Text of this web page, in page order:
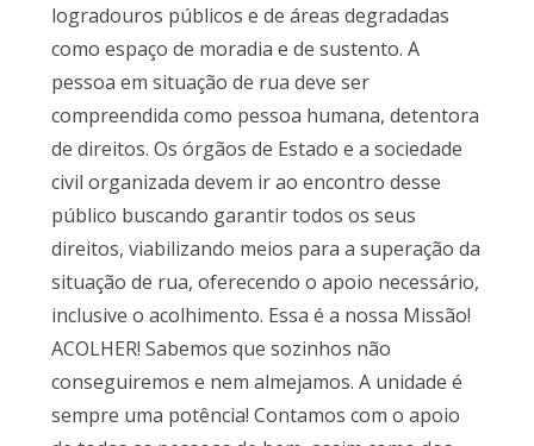
logradouros públicos e de áreas degradadas
como espaço de moradia e de sustento. A
pessoa em situação de rua deve ser
compreendida como pessoa humana, detentora
de direitos. Os órgãos de Estado e a sociedade
civil organizada devem ir ao encontro desse
público buscando garantir todos os seus
direitos, viabilizando meios para a superação da
situação de rua, oferecendo o apoio necessário,
inclusive o acolhimento. Essa é a nossa Missão!
ACOLHER! Sabemos que sozinhos não
conseguiremos e nem almejamos. A unidade é
sempre uma potência! Contamos com o apoio